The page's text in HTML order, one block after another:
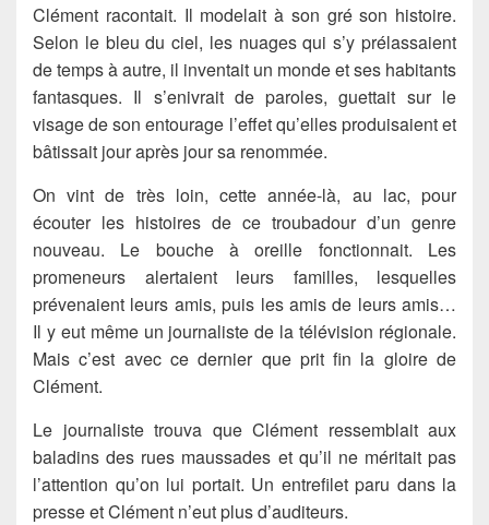
Clément racontait. Il modelait à son gré son histoire.
Selon le bleu du ciel, les nuages qui s’y prélassaient
de temps à autre, il inventait un monde et ses habitants
fantasques. Il s’enivrait de paroles, guettait sur le
visage de son entourage l’effet qu’elles produisaient et
bâtissait jour après jour sa renommée.
On vint de très loin, cette année-là, au lac, pour
écouter les histoires de ce troubadour d’un genre
nouveau. Le bouche à oreille fonctionnait. Les
promeneurs alertaient leurs familles, lesquelles
prévenaient leurs amis, puis les amis de leurs amis…
Il y eut même un journaliste de la télévision régionale.
Mais c’est avec ce dernier que prit fin la gloire de
Clément.
Le journaliste trouva que Clément ressemblait aux
baladins des rues maussades et qu’il ne méritait pas
l’attention qu’on lui portait. Un entrefilet paru dans la
presse et Clément n’eut plus d’auditeurs.